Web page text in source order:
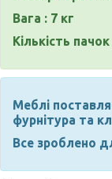
Вага : 7 кг
Кількість пачок
Меблі
фурнітура та
Все зроблено